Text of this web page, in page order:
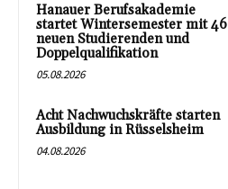
Hanauer Berufsakademie
startet Wintersemester mit 46
neuen Studierenden und
Doppelqualifikation
05.08.2026
Acht Nachwuchskräfte starten
Ausbildung in Rüsselsheim
04.08.2026